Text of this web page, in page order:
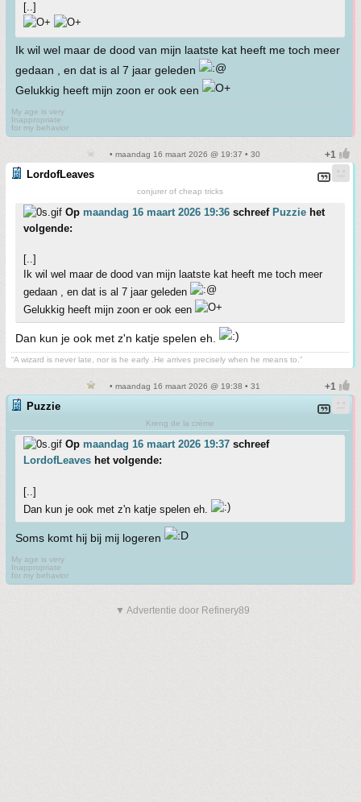
[..]
Ik wil wel maar de dood van mijn laatste kat heeft me toch meer
gedaan , en dat is al 7 jaar geleden
Gelukkig heeft mijn zoon er ook een
My age is very
Inappropriate
for my behavior
• maandag 16 maart 2026 @ 19:37 • 30
LordofLeaves
conjurer of cheap tricks
Op maandag 16 maart 2026 19:36 schreef Puzzie het
volgende:
[..]
Ik wil wel maar de dood van mijn laatste kat heeft me toch meer
gedaan , en dat is al 7 jaar geleden
Gelukkig heeft mijn zoon er ook een
Dan kun je ook met z'n katje spelen eh.
“A wizard is never late, nor is he early .He arrives precisely when he means to.”
• maandag 16 maart 2026 @ 19:38 • 31
Puzzie
Kreng de la crème
Op maandag 16 maart 2026 19:37 schreef
LordofLeaves het volgende:
[..]
Dan kun je ook met z'n katje spelen eh.
Soms komt hij bij mij logeren
My age is very
Inappropriate
for my behavior
▼ Advertentie door Refinery89